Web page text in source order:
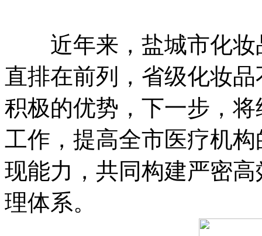
近年来，盐城市化妆
直排在前列，省级化妆
积极的优势，下一步，
工作，提高全市医疗机
现能力，共同构建严密
理体系。